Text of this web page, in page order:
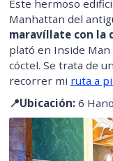
Este hermoso
Manhattan del
maravíllate con la
plató en Inside Man
cóctel. Se trata de
recorrer mi ruta a
📍Ubicación:6